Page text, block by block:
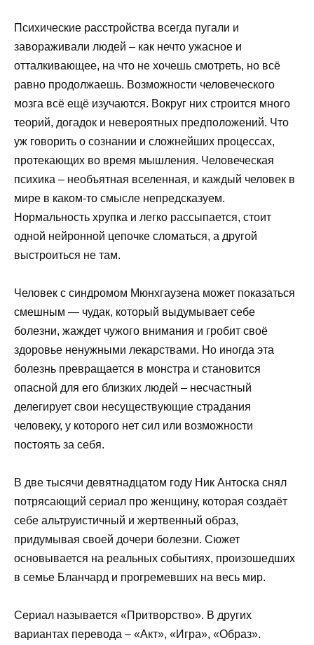
Психические расстройства всегда пугали и
завораживали людей – как нечто ужасное и
отталкивающее, на что не хочешь смотреть, но всё
равно продолжаешь. Возможности человеческого
мозга всё ещё изучаются. Вокруг них строится много
теорий, догадок и невероятных предположений. Что
уж говорить о сознании и сложнейших процессах,
протекающих во время мышления. Человеческая
психика – необъятная вселенная, и каждый человек в
мире в каком-то смысле непредсказуем.
Нормальность хрупка и легко рассыпается, стоит
одной нейронной цепочке сломаться, а другой
выстроиться не там.
Человек с синдромом Мюнхгаузена может показаться
смешным — чудак, который выдумывает себе
болезни, жаждет чужого внимания и гробит своё
здоровье ненужными лекарствами. Но иногда эта
болезнь превращается в монстра и становится
опасной для его близких людей – несчастный
делегирует свои несуществующие страдания
человеку, у которого нет сил или возможности
постоять за себя.
В две тысячи девятнадцатом году Ник Антоска снял
потрясающий сериал про женщину, которая создаёт
себе альтруистичный и жертвенный образ,
придумывая своей дочери болезни. Сюжет
основывается на реальных событиях, произошедших
в семье Бланчард и прогремевших на весь мир.
Сериал называется «Притворство». В других
вариантах перевода – «Акт», «Игра», «Образ».